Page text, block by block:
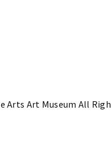
Arts Art Museum All